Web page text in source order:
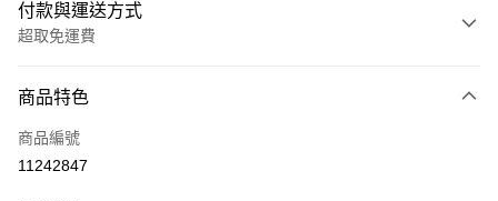
付款與運送方式
超取免運費
信用卡一次付款
超商取貨付款
商品特色
商品編號
11242847